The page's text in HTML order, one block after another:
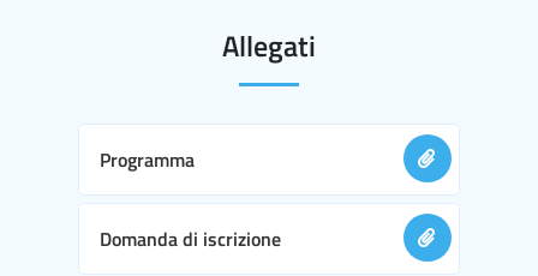
Allegati
Programma
Domanda di iscrizione